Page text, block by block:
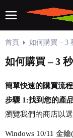
首頁 如何購買 – 3
如何購買 – 3
簡單快速的購買流程
步驟 1:找到您的產
瀏覽我們的商店以
Windows 10/11 金